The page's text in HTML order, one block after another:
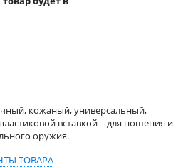
кожаный, универсальный,
вставкой – для ношения и
оружия.
ТОВАРА